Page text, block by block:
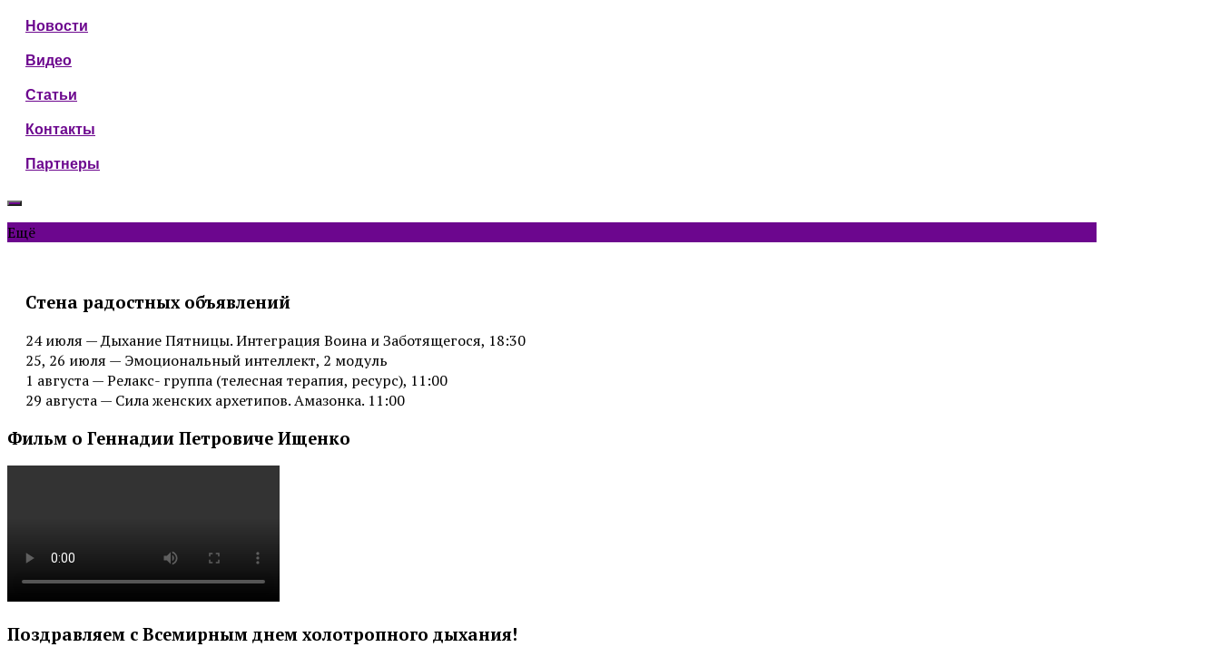
Новости
Видео
Статьи
Контакты
Партнеры
Ещё
Стена радостных объявлений
24 июля — Дыхание Пятницы. Интеграция Воина и Заботящегося, 18:30
25, 26 июля — Эмоциональный интеллект, 2 модуль
1 августа — Релакс- группа (телесная терапия, ресурс), 11:00
29 августа — Сила женских архетипов. Амазонка. 11:00
Фильм о Геннадии Петровиче Ищенко
Поздравляем с Всемирным днем холотропного дыхания!